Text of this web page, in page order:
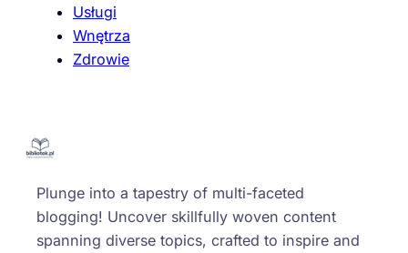
Usługi
Wnętrza
Zdrowie
Plunge into a tapestry of multi-faceted
blogging! Uncover skillfully woven content
spanning diverse topics, crafted to inspire and